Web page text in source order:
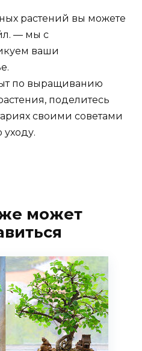
растений вы можете
— мы с
ваши
по выращиванию
поделитесь
своими советами
может